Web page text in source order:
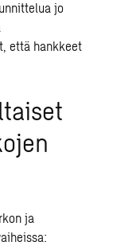
jo
että hankkeet
ja